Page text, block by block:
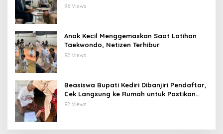
96 Views
Anak Kecil Menggemaskan Saat Latihan
Taekwondo, Netizen Terhibur
92 Views
Beasiswa Bupati Kediri Dibanjiri Pendaftar,
Cek Langsung ke Rumah untuk Pastikan
Tepat Sasaran
92 Views